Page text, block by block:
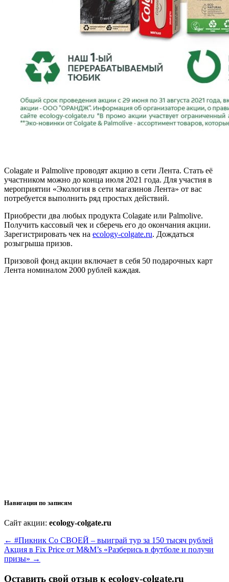
Colagate и Palmolive проводят акцию в сети Лента. Стать её
участником можно до конца июля 2021 года. Для участия в
мероприятии «Экология в сети магазинов Лента» от вас
потребуется выполнить ряд простых действий.
Приобрести два любых продукта Colagate или Palmolive.
Получить кассовый чек и сберечь его до окончания акции.
Зарегистрировать чек на ecology-colgate.ru. Дождаться
розыгрыша призов.
Призовой фонд акции включает в себя 50 подарочных карт
Лента номиналом 2000 рублей каждая.
Навигация по записям
Сайт акции: ecology-colgate.ru
← #Пикник Со СВОЕЙ – выиграй тур за 150 тысяч рублей
Акция в Fix Price от M&M’s «Разберись в футболе и получи
призы» →
Оставить свой отзыв к ecology-colgate.ru